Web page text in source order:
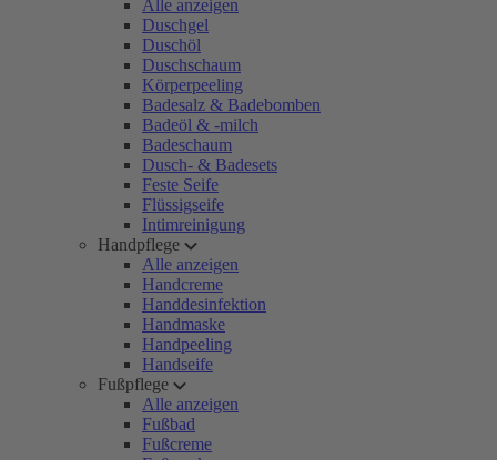
Alle anzeigen
Duschgel
Duschöl
Duschschaum
Körperpeeling
Badesalz & Badebomben
Badeöl & -milch
Badeschaum
Dusch- & Badesets
Feste Seife
Flüssigseife
Intimreinigung
Handpflege
Alle anzeigen
Handcreme
Handdesinfektion
Handmaske
Handpeeling
Handseife
Fußpflege
Alle anzeigen
Fußbad
Fußcreme